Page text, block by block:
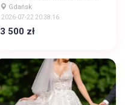
Gdańsk
2026-07-22 20:38:16
3 500 zł